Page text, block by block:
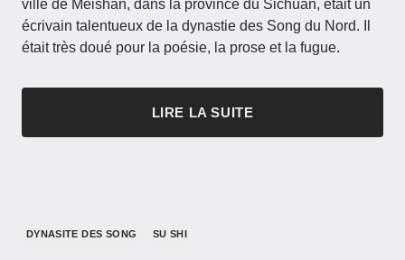
ville de Meishan, dans la province du Sichuan, était un
écrivain talentueux de la dynastie des Song du Nord. Il
était très doué pour la poésie, la prose et la fugue.
LIRE LA SUITE
DYNASITE DES SONG SU SHI